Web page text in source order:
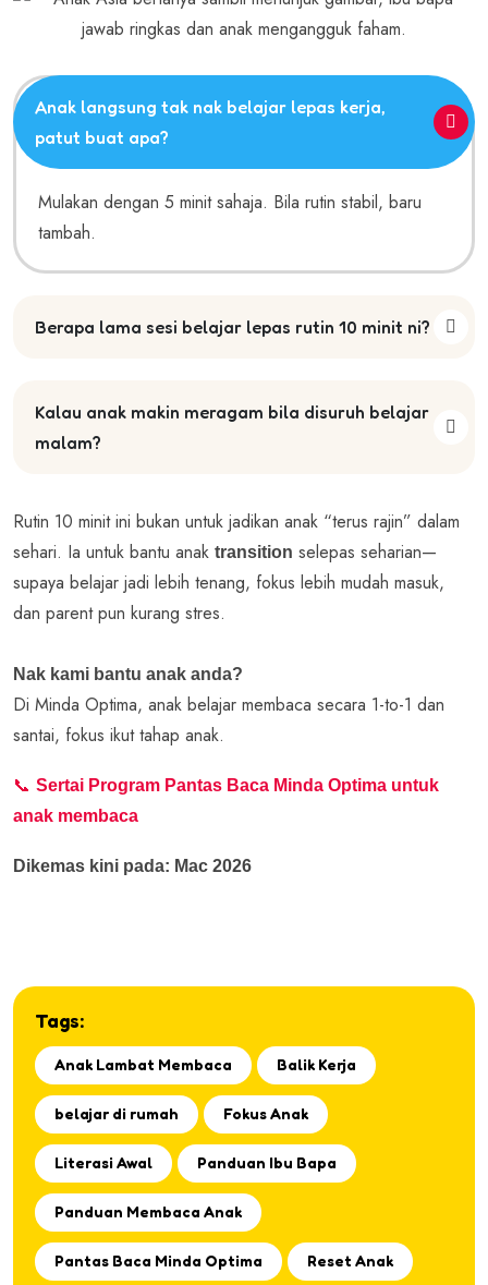
Anak langsung tak nak belajar lepas kerja,
patut buat apa?
Mulakan dengan 5 minit sahaja. Bila rutin stabil, baru
tambah.
Berapa lama sesi belajar lepas rutin 10 minit ni?
Kalau anak makin meragam bila disuruh belajar
malam?
Rutin 10 minit ini bukan untuk jadikan anak “terus rajin” dalam
sehari. Ia untuk bantu anak transition selepas seharian—
supaya belajar jadi lebih tenang, fokus lebih mudah masuk,
dan parent pun kurang stres.
Nak kami bantu anak anda?
Di Minda Optima, anak belajar membaca secara 1-to-1 dan
santai, fokus ikut tahap anak.
📞 Sertai Program Pantas Baca Minda Optima untuk
anak membaca
Dikemas kini pada: Mac 2026
Tags:
Anak Lambat Membaca Balik Kerja
belajar di rumah Fokus Anak
Literasi Awal Panduan Ibu Bapa
Panduan Membaca Anak
Pantas Baca Minda Optima Reset Anak